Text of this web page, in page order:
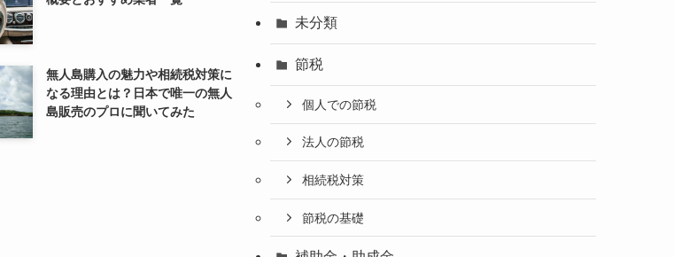
無人島購入の魅力や相続税対策に
なる理由とは？日本で唯一の無人
島販売のプロに聞いてみた
未分類
節税
個人での節税
法人の節税
相続税対策
節税の基礎